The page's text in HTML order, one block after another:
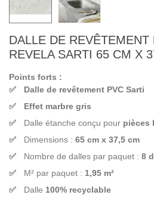
DALLE DE REVÊTEMENT
REVELA SARTI 65 CM X
Points forts :
Dalle de revêtement PVC Sarti
Effet marbre gris
Dalle étanche conçu pour pièces
Dimensions : 65 cm x 37,5 cm
Nombre de dalles par paquet : 8
M² par paquet : 1,95 m²
Dalle 100% recyclable